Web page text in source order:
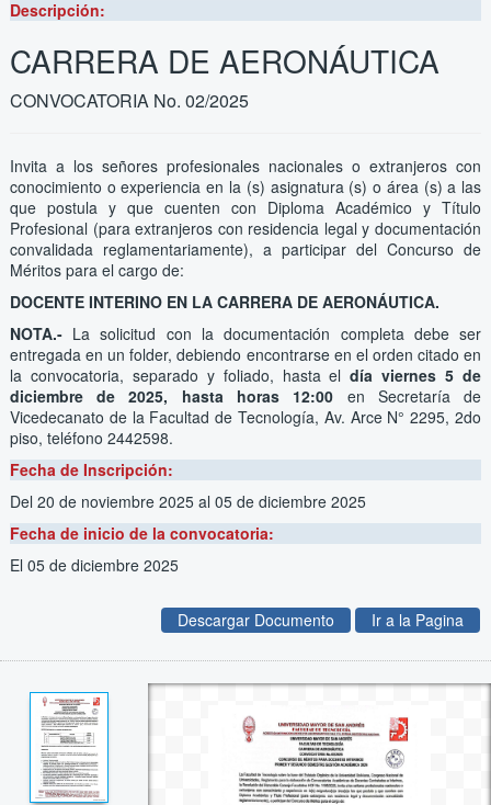
Descripción:
CARRERA DE AERONÁUTICA
CONVOCATORIA No. 02/2025
Invita a los señores profesionales nacionales o extranjeros con
conocimiento o experiencia en la (s) asignatura (s) o área (s) a las
que postula y que cuenten con Diploma Académico y Título
Profesional (para extranjeros con residencia legal y documentación
convalidada reglamentariamente), a participar del Concurso de
Méritos para el cargo de:
DOCENTE INTERINO EN LA CARRERA DE AERONÁUTICA.
NOTA.- La solicitud con la documentación completa debe ser
entregada en un folder, debiendo encontrarse en el orden citado en
la convocatoria, separado y foliado, hasta el día viernes 5 de
diciembre de 2025, hasta horas 12:00 en Secretaría de
Vicedecanato de la Facultad de Tecnología, Av. Arce N° 2295, 2do
piso, teléfono 2442598.
Fecha de Inscripción:
Del 20 de noviembre 2025 al 05 de diciembre 2025
Fecha de inicio de la convocatoria:
El 05 de diciembre 2025
Descargar Documento Ir a la Pagina